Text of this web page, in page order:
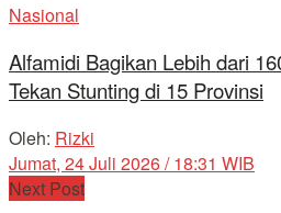
Nasional
Alfamidi Bagikan Lebih dari
Tekan Stunting di 15 Provinsi
Oleh: Rizki
Jumat, 24 Juli 2026 / 18:31 WIB
Next Post